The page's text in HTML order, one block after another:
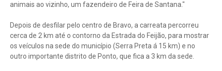
animais ao vizinho, um fazendeiro de Feira de Santana."
Depois de desfilar pelo centro de Bravo, a carreata percorreu
cerca de 2 km até o contorno da Estrada do Feijão, para mostrar
os veículos na sede do município (Serra Preta á 15 km) e no
outro importante distrito de Ponto, que fica a 3 km da sede.